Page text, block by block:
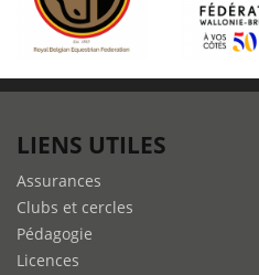
LIENS UTILES
Assurances
Clubs et cercles
Pédagogie
Licences